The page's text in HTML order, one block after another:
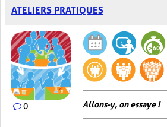
ATELIERS PRATIQUES
0 Allons-y, on essaye !